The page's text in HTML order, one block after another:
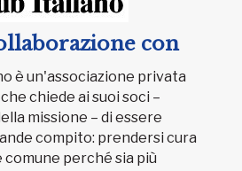
con
è un'associazione privata
chiede ai suoi soci –
missione – di essere
compito: prendersi cura
perché sia più